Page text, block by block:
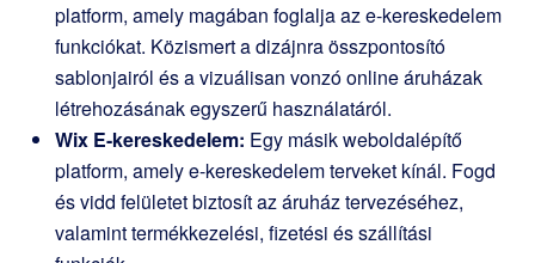
platform, amely magában foglalja az e-kereskedelem
funkciókat. Közismert a dizájnra összpontosító
sablonjairól és a vizuálisan vonzó online áruházak
létrehozásának egyszerű használatáról.
Wix E-kereskedelem: Egy másik weboldalépítő
platform, amely e-kereskedelem terveket kínál. Fogd
és vidd felületet biztosít az áruház tervezéséhez,
valamint termékkezelési, fizetési és szállítási